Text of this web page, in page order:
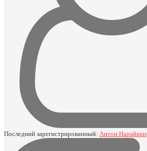
Последний зарегистрированный: Антон Нарайкин